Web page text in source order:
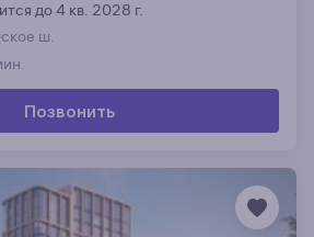
до 4 кв. 2028 г.
ш.
Позвонить